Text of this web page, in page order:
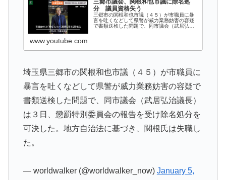
三郷市議会、関根和也市議に除名処
分 議員資格失う
三郷市の関根和也市議（４５）が市職員に暴
言を吐くなどして県警が威力業務妨害の容疑
で書類送検した問題で、同市議会（武居弘治
www.youtube.com
埼玉県三郷市の関根和也市議（４５）が市職員に
暴言を吐くなどして県警が威力業務妨害の容疑で
書類送検した問題で、同市議会（武居弘治議長）
は３日、懲罰特別委員会の報告を受け除名処分を
可決した。地方自治法に基づき、関根氏は失職し
た。
— worldwalker (@worldwalker_now) January 5,